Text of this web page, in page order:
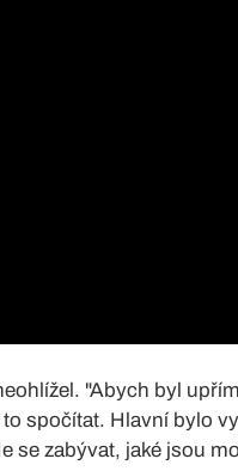
"Abych byl
spočítat. Hlavní bylo
se zabývat, jaké jsou